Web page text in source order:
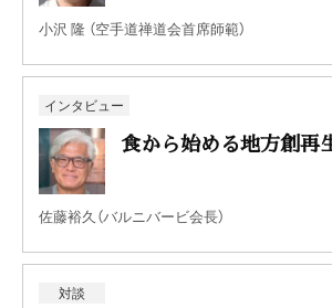
小沢 隆 （空手道禅道会首席師範）
インタビュー
食から始める地方創再
佐藤裕久（バルニバービ会長）
対談